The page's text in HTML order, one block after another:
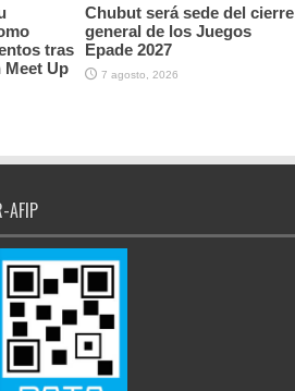
tras
Up
Chubut será sede del cierre
general de los Juegos
Epade 2027
7 agosto, 2026
AFIP